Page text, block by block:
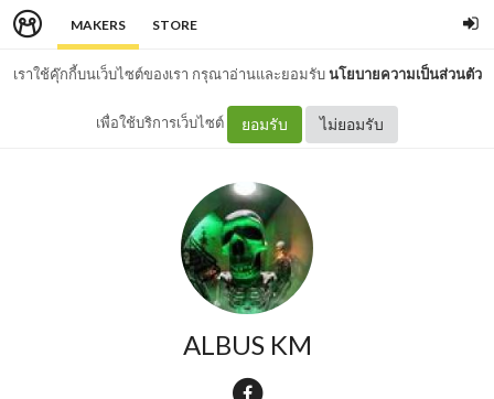
MAKERS STORE
เราใช้คุ๊กกี้บนเว็บไซต์ของเรา กรุณาอ่านและยอมรับนโยบายความเป็นส่วนตัว
เพื่อใช้บริการเว็บไซต์ ยอมรับ ไม่ยอมรับ
ALBUS KM